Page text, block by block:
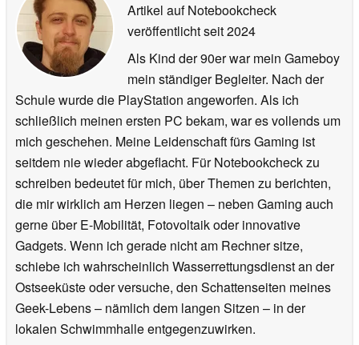
Artikel auf Notebookcheck
veröffentlichtseit 2024
Als Kind der 90er war mein Gameboy
mein ständiger Begleiter. Nach der
Schule wurde die PlayStation angeworfen. Als ich
schließlich meinen ersten PC bekam, war es vollends um
mich geschehen. Meine Leidenschaft fürs Gaming ist
seitdem nie wieder abgeflacht. Für Notebookcheck zu
schreiben bedeutet für mich, über Themen zu berichten,
die mir wirklich am Herzen liegen – neben Gaming auch
gerne über E-Mobilität, Fotovoltaik oder innovative
Gadgets. Wenn ich gerade nicht am Rechner sitze,
schiebe ich wahrscheinlich Wasserrettungsdienst an der
Ostseeküste oder versuche, den Schattenseiten meines
Geek-Lebens – nämlich dem langen Sitzen – in der
lokalen Schwimmhalle entgegenzuwirken.